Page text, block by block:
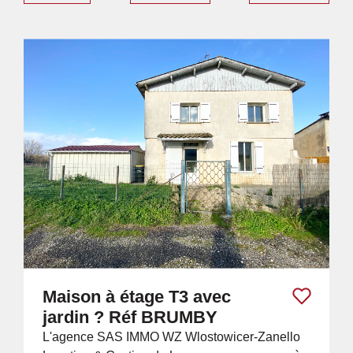
Maison à étage T3 avec
jardin ? Réf BRUMBY
L'agence SAS IMMO WZ Wlostowicer-Zanello